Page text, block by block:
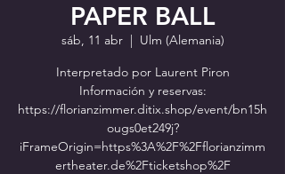
PAPER BALL
sáb, 11 abr
  |
Ulm (Alemania)
Interpretado por Laurent Piron
Información y reservas:
https://florianzimmer.ditix.shop/event/bn15h
ougs0et249j?
iFrameOrigin=https%3A%2F%2Fflorianzimm
ertheater.de%2Fticketshop%2F